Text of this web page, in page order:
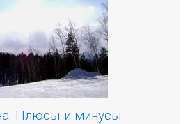
Плюсы и минусы